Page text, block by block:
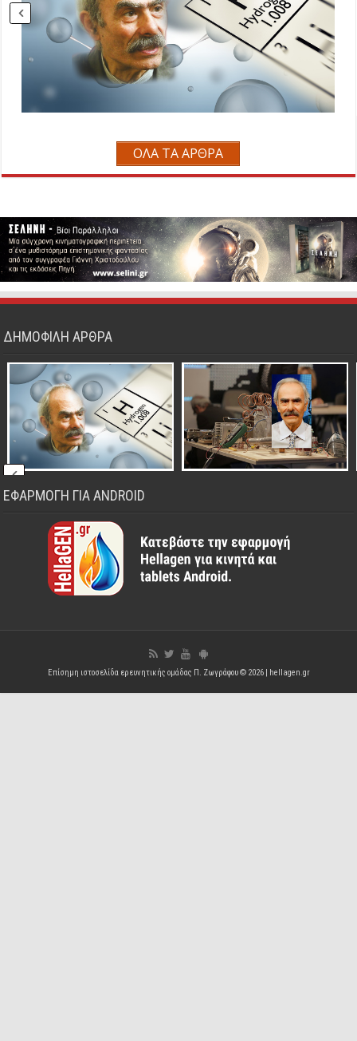
ΟΛΑ ΤΑ ΑΡΘΡΑ
ΔΗΜΟΦΙΛΗ ΑΡΘΡΑ
ΕΦΑΡΜΟΓΗ ΓΙΑ ANDROID
Επίσημη ιστοσελίδα ερευνητικής ομάδας Π. Ζωγράφου © 2026 | hellagen.gr